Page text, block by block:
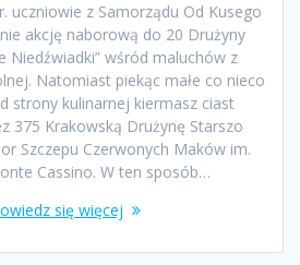
uczniowie z Samorządu Od Kusego
akcję naborową do 20 Drużyny
Niedźwiadki” wśród maluchów z
Natomiast piekąc małe co nieco
strony kulinarnej kiermasz ciast
375 Krakowską Drużynę Starszo
Szczepu Czerwonych Maków im.
Cassino. W ten sposób…
się więcej